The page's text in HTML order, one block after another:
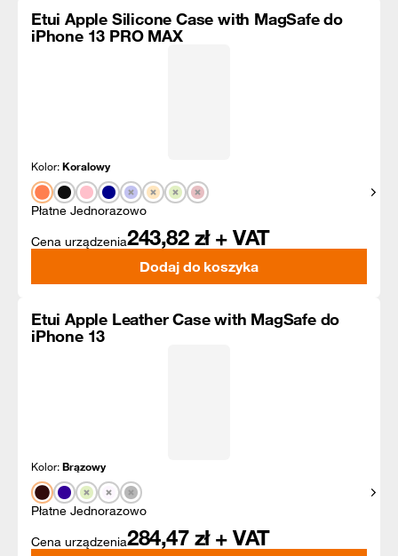
Etui Apple Silicone Case with MagSafe do
iPhone 13 PRO MAX
Kolor:Koralowy
Płatne Jednorazowo
Cena urządzenia243,82 zł + VAT
Dodaj do koszyka
Etui Apple Leather Case with MagSafe do
iPhone 13
Kolor:Brązowy
Płatne Jednorazowo
Cena urządzenia284,47 zł + VAT